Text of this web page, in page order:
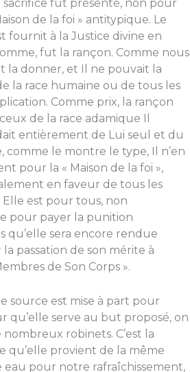
sacrifice fut présenté, non pour
de la foi » antitypique. Le
fournit à la Justice divine en
fut la rançon. Comme nous
la donner, et Il ne pouvait la
la race humaine ou de tous les
Comme prix, la rançon
de la race adamique Il
entièrement de Lui seul et du
comme le montre le type, Il n’en
pour la « Maison de la foi »,
en faveur de tous les
Elle est pour tous, non
pour payer la punition
qu’elle sera encore rendue
passation de son mérite à
de Son Corps ».
source est mise à part pour
qu’elle serve au but proposé, on
robinets. C’est la
qu’elle provient de la même
eau pour notre rafraîchissement,